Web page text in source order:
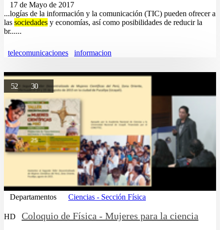
17 de Mayo de 2017
...logías de la información y la comunicación (TIC) pueden ofrecer a
las sociedades y economías, así como posibilidades de reducir la
br......
telecomunicaciones informacion
52 30
Departamentos Ciencias - Sección Física
HD Coloquio de Física - Mujeres para la ciencia